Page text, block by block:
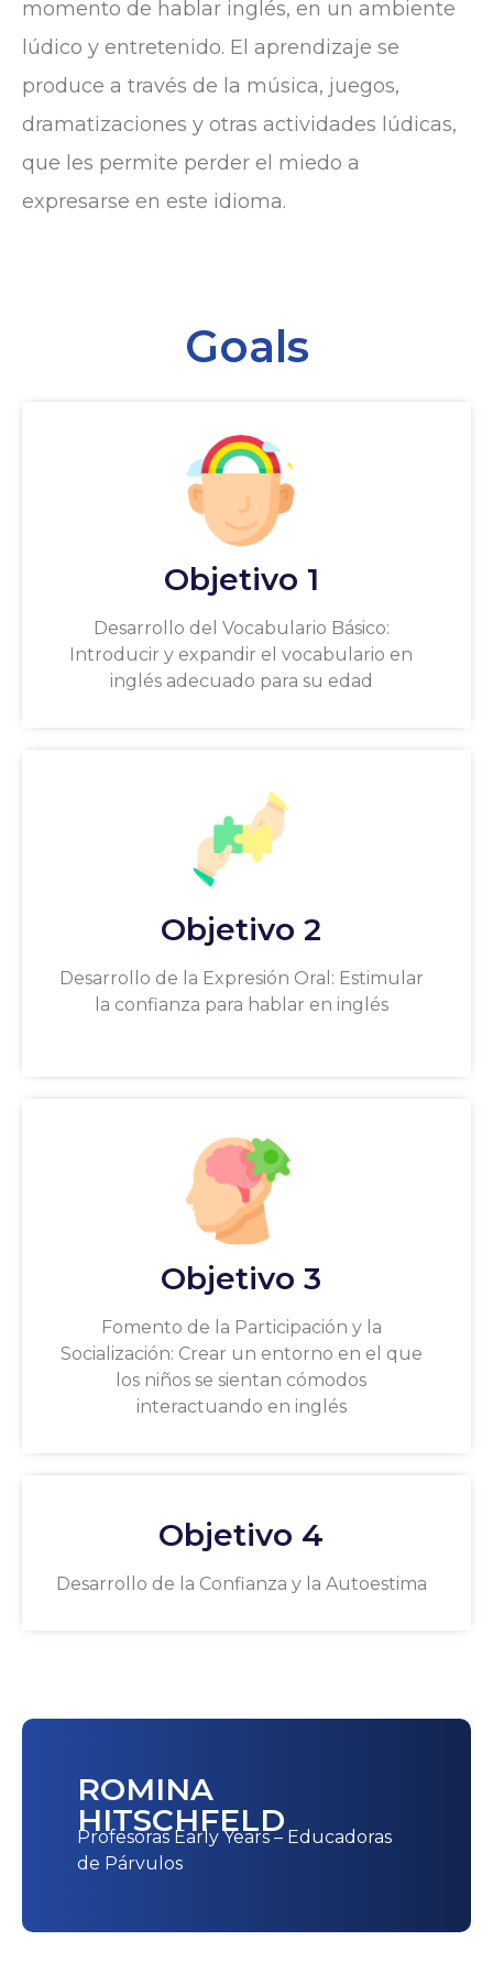
momento de hablar inglés, en un ambiente
lúdico y entretenido. El aprendizaje se
produce a través de la música, juegos,
dramatizaciones y otras actividades lúdicas,
que les permite perder el miedo a
expresarse en este idioma.
Goals
Objetivo 1
Desarrollo del Vocabulario Básico:
Introducir y expandir el vocabulario en
inglés adecuado para su edad
Objetivo 2
Desarrollo de la Expresión Oral: Estimular
la confianza para hablar en inglés
Objetivo 3
Fomento de la Participación y la
Socialización: Crear un entorno en el que
los niños se sientan cómodos
interactuando en inglés
Objetivo 4
Desarrollo de la Confianza y la Autoestima
ROMINA
HITSCHFELD
Profesoras Early Years – Educadoras
de Párvulos